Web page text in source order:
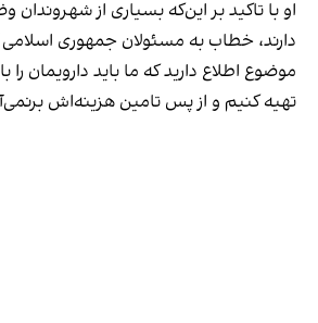
او با تاکید بر این‌که بسیاری از
دارند، خطاب به مسئولان جمهوری اسلامی
موضوع اطلاع دارید که ما باید دارویمان را با
تهیه کنیم و از پس تامین هزینه‌اش